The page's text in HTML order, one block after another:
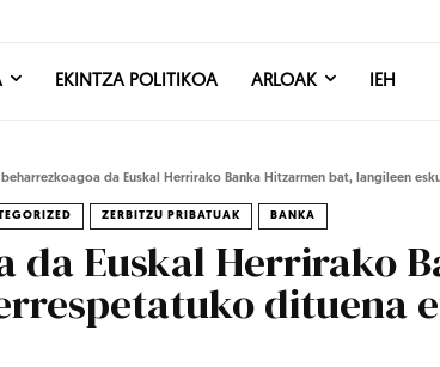
EKINTZA POLITIKOA ARLOAK IEH
da Euskal Herrirako Banka Hitzarmen bat, langileen
ZERBITZU PRIBATUAK BANKA
da Euskal Herrirako
dituena